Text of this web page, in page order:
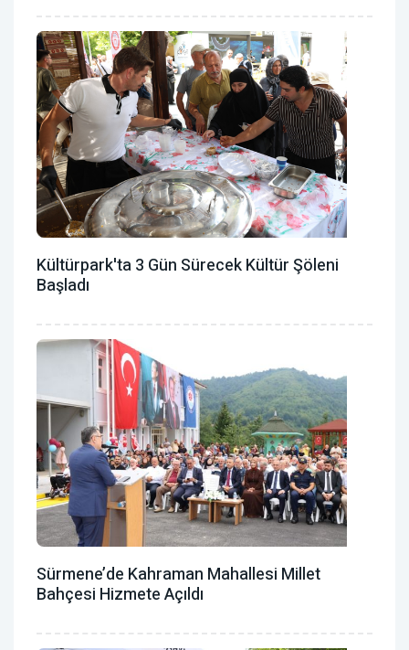
Kültürpark'ta 3 Gün Sürecek Kültür Şöleni
Başladı
Sürmene’de Kahraman Mahallesi Millet
Bahçesi Hizmete Açıldı